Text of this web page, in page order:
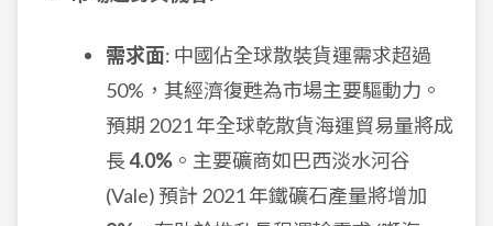
需求面: 中國佔全球散裝貨運需求超過
50%，其經濟復甦為市場主要驅動力。
預期 2021 年全球乾散貨海運貿易量將成
長4.0% 。主要礦商如巴西淡水河谷
(Vale) 預計 2021 年鐵礦石產量將增加